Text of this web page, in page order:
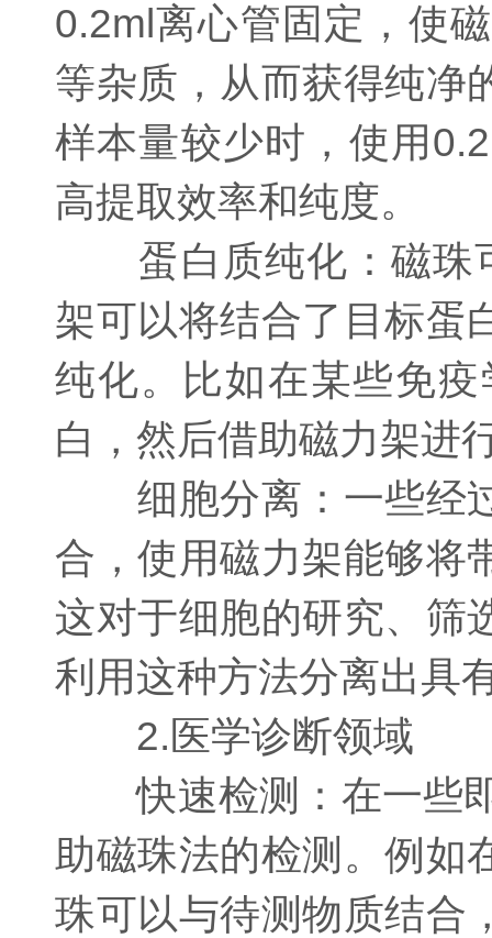
0.2ml离心管固定，使
等杂质，从而获得纯净
样本量较少时，使用
高提取效率和纯度。
蛋白质纯化：磁珠可
架可以将结合了目标蛋
纯化。比如在某些免
白，然后借助磁力架进
细胞分离：一些经过
合，使用磁力架能够将
这对于细胞的研究、筛
利用这种方法分离出具
2.医学诊断领域
快速检测：在一些即
助磁珠法的检测。例如
珠可以与待测物质结合